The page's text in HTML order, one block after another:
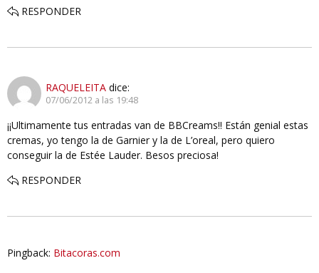
RESPONDER
RAQUELEITA dice:
07/06/2012 a las 19:48
¡¡Ultimamente tus entradas van de BBCreams!! Están genial estas
cremas, yo tengo la de Garnier y la de L’oreal, pero quiero
conseguir la de Estée Lauder. Besos preciosa!
RESPONDER
Pingback: Bitacoras.com